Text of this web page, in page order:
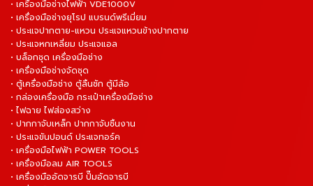
• เครื่องมือช่างไฟฟ้า VDE1000V
• เครื่องมือช่างยุโรป แบรนด์พรีเมี่ยม
• ประแจปากตาย-แหวน ประแจแหวนข้างปากตาย
• ประแจหกเหลี่ยม ประแจแอล
• บล็อกชุด เครื่องมือช่าง
• เครื่องมือช่างจัดชุด
• ตู้เครื่องมือช่าง ตู้ลิ้นชัก ตู้มีล้อ
• กล่องเครื่องมือ กระเป๋าเครื่องมือช่าง
• ไฟฉาย ไฟส่องสว่าง
• ปากกาจับเหล็ก ปากกาจับชิ้นงาน
• ประแจขันปอนด์ ประแจทอร์ค
• เครื่องมือไฟฟ้า POWER TOOLS
• เครื่องมือลม AIR TOOLS
• เครื่องมืออัดจารบี ปั๊มอัดจารบี